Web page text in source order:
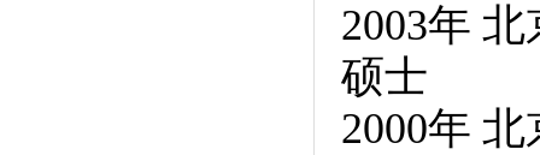
2003年
硕士
2000年